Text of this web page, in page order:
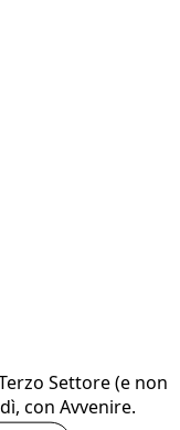
Settore (e non
con Avvenire.